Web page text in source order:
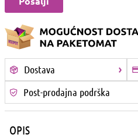
Dostava
Post-prodajna podrška
OPIS